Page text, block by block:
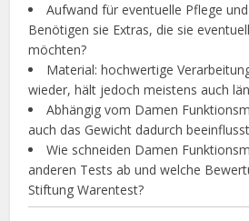
Aufwand für eventuelle Pflege
Benötigen sie Extras, die sie
möchten?
Material: hochwertige
wieder, hält jedoch meistens auch
Abhängig vom Damen
auch das Gewicht dadurch
Wie schneiden Damen
anderen Tests ab und welche
Stiftung Warentest?